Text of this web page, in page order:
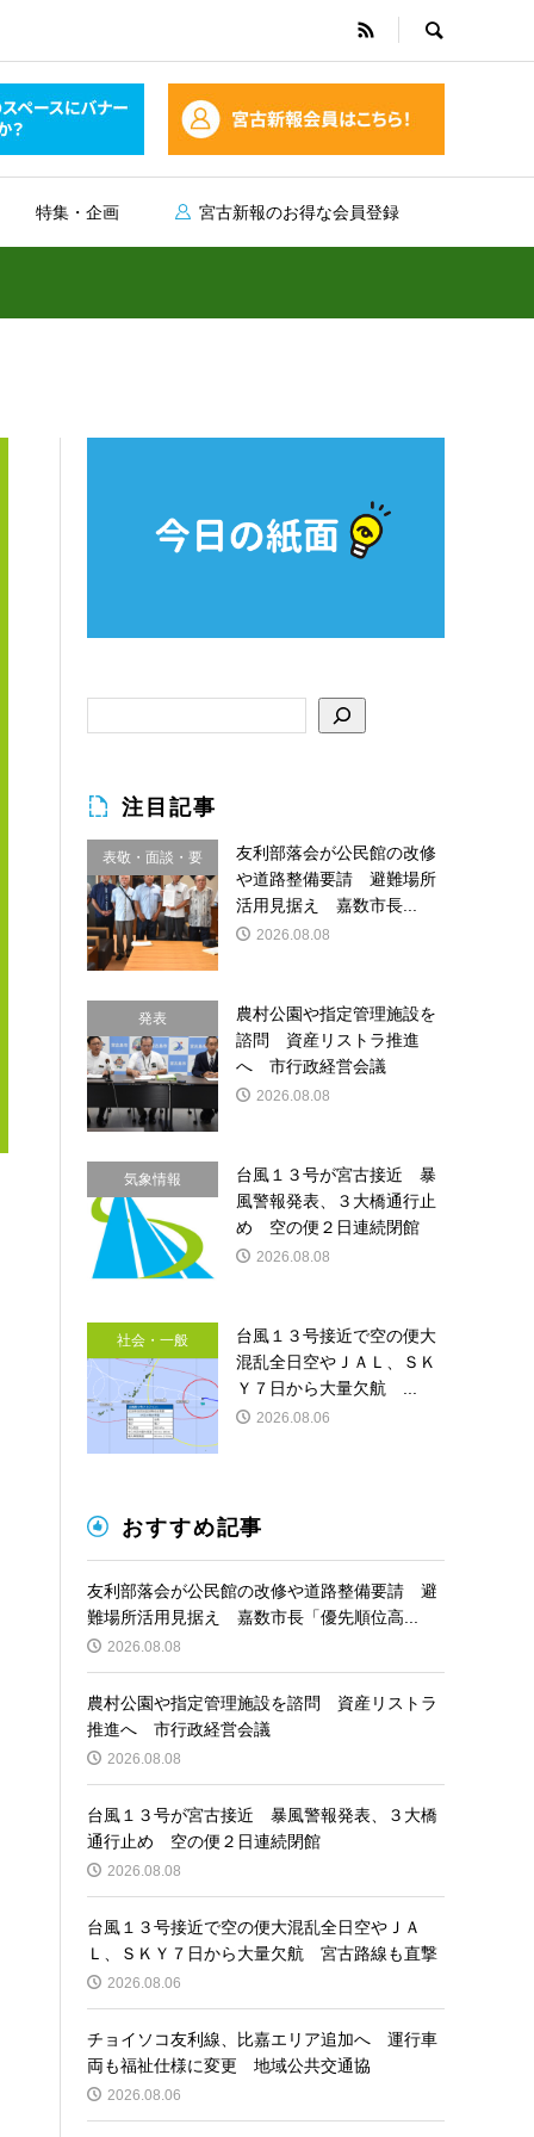
特集・企画 宮古新報のお得な会員登録
注目記事
表敬・面談・要
請
友利部落会が公民館の改修
や道路整備要請 避難場所
活用見据え 嘉数市長...
2026.08.08
発表
農村公園や指定管理施設を
諮問 資産リストラ推進
へ 市行政経営会議
2026.08.08
気象情報
台風１３号が宮古接近 暴
風警報発表、３大橋通行止
め 空の便２日連続閉館
2026.08.08
社会・一般
台風１３号接近で空の便大
混乱全日空やＪＡＬ、ＳＫ
Ｙ７日から大量欠航 ...
2026.08.06
おすすめ記事
友利部落会が公民館の改修や道路整備要請 避
難場所活用見据え 嘉数市長「優先順位高...
2026.08.08
農村公園や指定管理施設を諮問 資産リストラ
推進へ 市行政経営会議
2026.08.08
台風１３号が宮古接近 暴風警報発表、３大橋
通行止め 空の便２日連続閉館
2026.08.08
台風１３号接近で空の便大混乱全日空やＪＡ
Ｌ、ＳＫＹ７日から大量欠航 宮古路線も直撃
2026.08.06
チョイソコ友利線、比嘉エリア追加へ 運行車
両も福祉仕様に変更 地域公共交通協
2026.08.06